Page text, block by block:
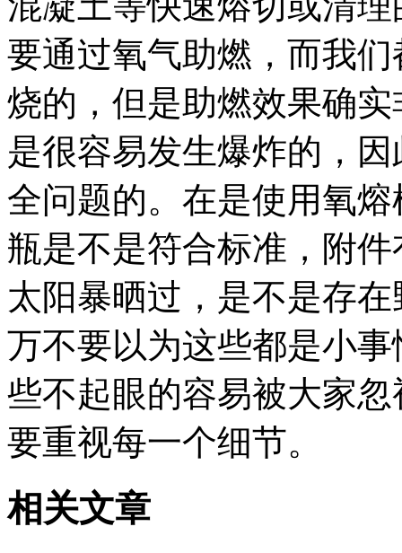
要通过氧气助燃，而我
烧的，但是助燃效果确
是很容易发生爆炸的，
全问题的。在是使用氧
瓶是不是符合标准，附
太阳暴晒过，是不是存
万不要以为这些都是小
些不起眼的容易被大家
要重视每一个细节。
相关文章